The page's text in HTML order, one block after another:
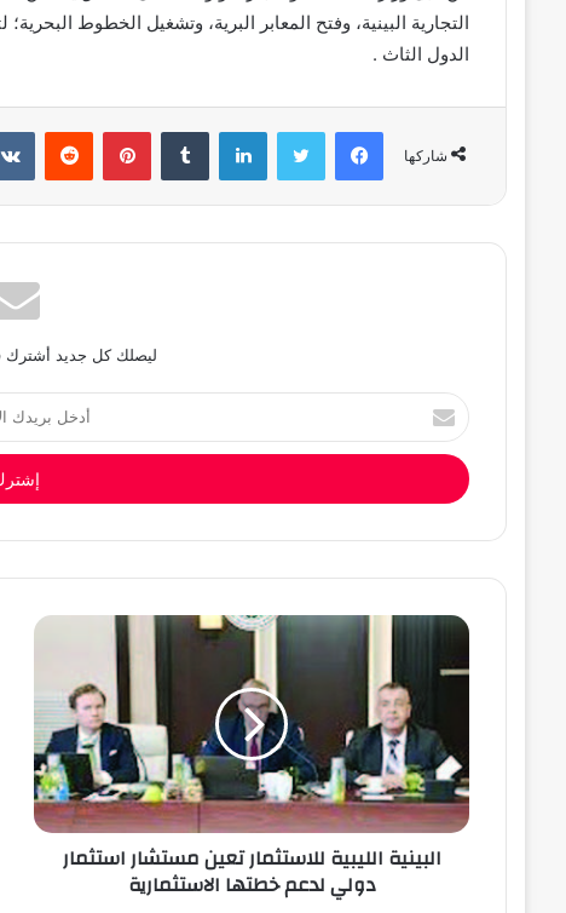
التجارية البينية، وفتح المعابر البرية، وتشغيل الخطوط
الدول الثاث .
شاركها
فيسبوك تويتر لينكدإن ‏Tumblr بينتيريست
‏Reddit
ليصلك كل جديد أشترك
أدخل
بريدك
الإلكتروني
البينية الليبية للاستثمار تعين مستشار استثمار
دولي لدعم خطتها الاستثمارية